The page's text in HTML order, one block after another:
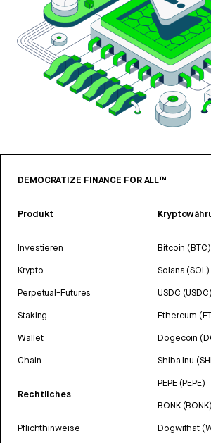
DEMOCRATIZE FINANCE FOR ALL™
Produkt
Investieren
Krypto
Perpetual-Futures
Staking
Wallet
Chain
Rechtliches
Pflichthinweise
Bitcoin (BTC)
Solana (SOL)
USDC (USDC)
Ethereum
Dogecoin
Shiba Inu
PEPE (PEPE)
BONK (BONK)
Dogwifhat